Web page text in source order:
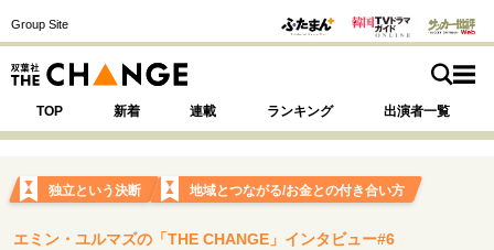
Group Site
TOP 新着 連載 ランキング 出演者一覧
独立という決断 地域とつながる/お金との付き合い方
エミン・ユルマズの「THE CHANGE」インタビュー#6